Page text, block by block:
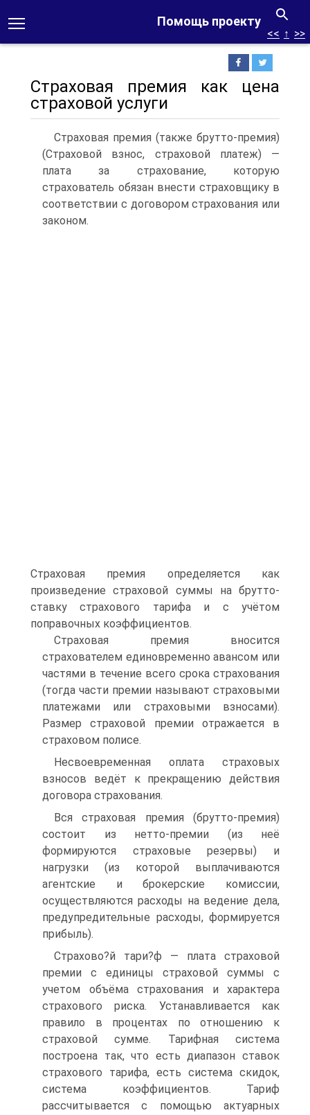
Помощь проекту
<< ↑ >>
Страховая премия как цена
страховой услуги
Страховая премия (также брутто-премия)
(Страховой взнос, страховой платеж) —
плата за страхование, которую
страхователь обязан внести страховщику в
соответствии с договором страхования или
законом.
Страховая премия определяется как
произведение страховой суммы на брутто-
ставку страхового тарифа и с учётом
поправочных коэффициентов.
Страховая премия вносится
страхователем единовременно авансом или
частями в течение всего срока страхования
(тогда части премии называют cтраховыми
платежами или страховыми взносами).
Размер страховой премии отражается в
страховом полисе.
Несвоевременная оплата страховых
взносов ведёт к прекращению действия
договора страхования.
Вся страховая премия (брутто-премия)
состоит из нетто-премии (из неё
формируются страховые резервы) и
нагрузки (из которой выплачиваются
агентские и брокерские комиссии,
осуществляются расходы на ведение дела,
предупредительные расходы, формируется
прибыль).
Страхово?й тари?ф — плата страховой
премии с единицы страховой суммы с
учетом объёма страхования и характера
страхового риска. Устанавливается как
правило в процентах по отношению к
страховой сумме. Тарифная система
построена так, что есть диапазон ставок
страхового тарифа, есть система скидок,
система коэффициентов. Тариф
рассчитывается с помощью актуарных